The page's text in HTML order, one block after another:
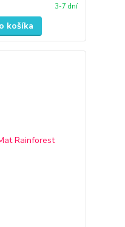
3-7 dní
košíka